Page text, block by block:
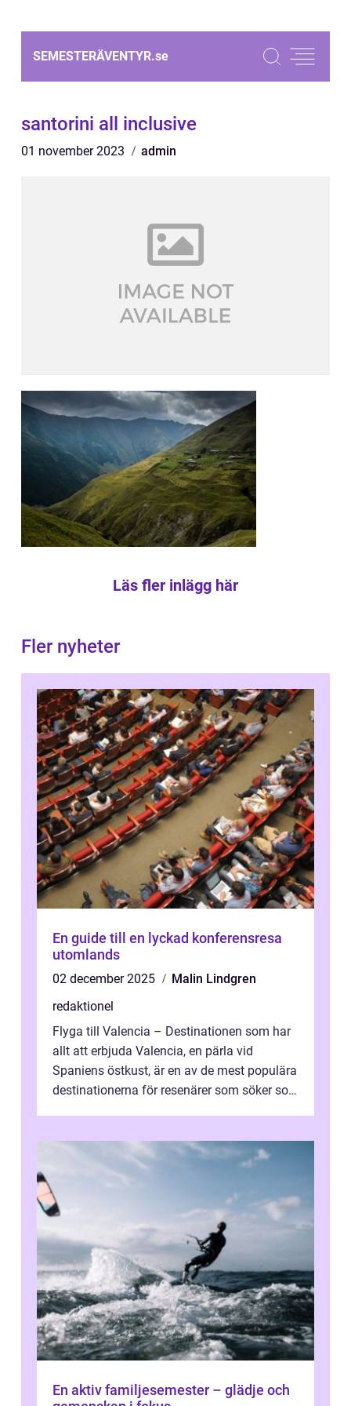
SEMESTERÄVENTYR.se
santorini all inclusive
01 november 2023 admin
Läs fler inlägg här
Fler nyheter
En guide till en lyckad konferensresa
utomlands
02 december 2025
Malin Lindgren
redaktionel
Flyga till Valencia – Destinationen som har
allt att erbjuda Valencia, en pärla vid
Spaniens östkust, är en av de mest populära
destinationerna för resenärer som söker sol,
En aktiv familjesemester – glädje och